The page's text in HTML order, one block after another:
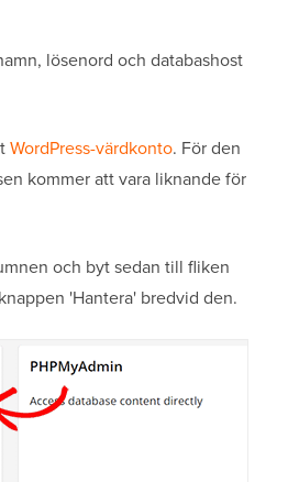
lösenord och databashost
WordPress-värdkonto. För den
kommer att vara liknande för
och byt sedan till fliken
'Hantera' bredvid den.